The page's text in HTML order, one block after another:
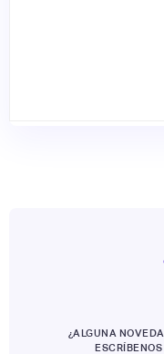
¿ALGUNA
ESCRÍBENOS